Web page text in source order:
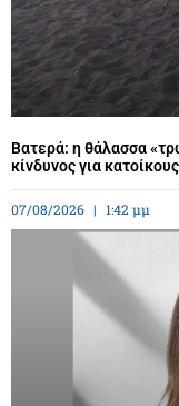
Βατερά: η θάλασσα
κίνδυνος για
07/08/2026 1:42 μμ